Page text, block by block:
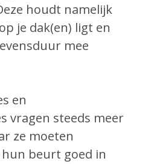
houdt namelijk
je dak(en) ligt en
mee
en
vragen steeds meer
ze moeten
beurt goed in